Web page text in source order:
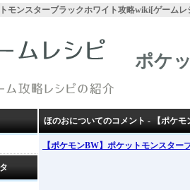
モンスターブラックホワイト攻略wiki[ゲームレ
ポケ
ほのおについてのコメント - 【ポケ
【ポケモンBW】ポケットモンスター